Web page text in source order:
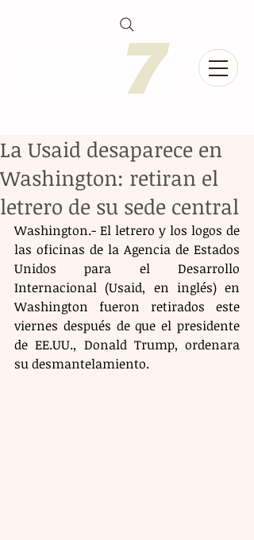
La Usaid desaparece en
Washington: retiran el
letrero de su sede central
Washington.- El letrero y los logos de
las oficinas de la Agencia de Estados
Unidos para el Desarrollo
Internacional (Usaid, en inglés) en
Washington fueron retirados este
viernes después de que el presidente
de EE.UU., Donald Trump, ordenara
su desmantelamiento.